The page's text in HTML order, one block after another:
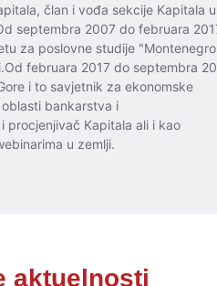
član i vođa sekcije Kapitala u
septembra 2007 do februara
za poslovne studije "Montenegro
februara 2017 do septembra
i to savjetnik za ekonomske
bankarstva i
procjenjivač Kapitala ali i kao
u zemlji.
aktuelnosti